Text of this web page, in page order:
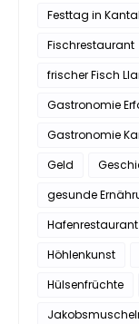
Festtag in
Fischrestaurant
frischer Fisch
Gastronomie
Gastronomie
Geld
gesunde
Hafenrestaurant
Höhlenkunst
Hülsenfrüchte